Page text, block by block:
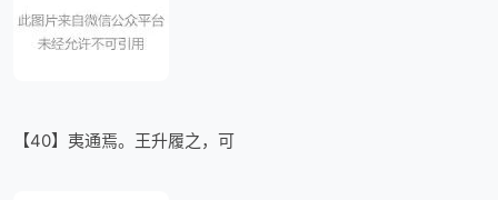
【40】夷通焉。王升履之，可